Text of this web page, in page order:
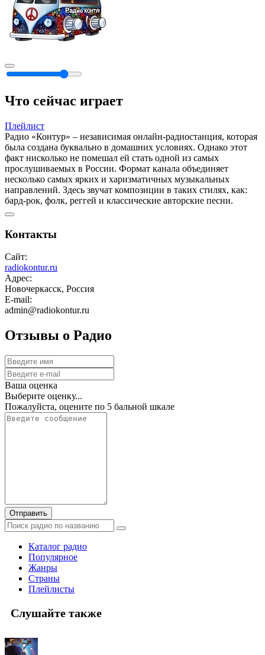
Что сейчас играет
Плейлист
Радио «Контур» – независимая онлайн-радиостанция, которая
была создана буквально в домашних условиях. Однако этот
факт нисколько не помешал ей стать одной из самых
прослушиваемых в России. Формат канала объединяет
несколько самых ярких и харизматичных музыкальных
направлений. Здесь звучат композиции в таких стилях, как:
бард-рок, фолк, реггей и классические авторские песни.
Контакты
Сайт:
radiokontur.ru
Адрес:
Новочеркасск, Россия
E-mail:
admin@radiokontur.ru
Отзывы о Радио
Ваша оценка
Выберите оценку...
Пожалуйста, оцените по 5 бальной шкале
Отправить
Каталог радио
Популярное
Жанры
Страны
Плейлисты
Слушайте также